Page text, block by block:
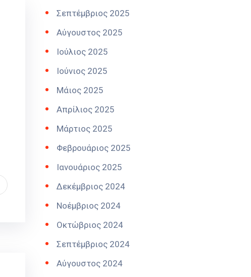
Σεπτέμβριος 2025
Αύγουστος 2025
Ιούλιος 2025
Ιούνιος 2025
Μάιος 2025
Απρίλιος 2025
Μάρτιος 2025
Φεβρουάριος 2025
Ιανουάριος 2025
Δεκέμβριος 2024
Νοέμβριος 2024
Οκτώβριος 2024
Σεπτέμβριος 2024
Αύγουστος 2024